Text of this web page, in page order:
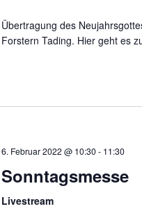
Übertragung des
Forstern Tading. Hier geht es
6. Februar 2022 @ 10:30- 11:30
Sonntagsmesse
Livestream